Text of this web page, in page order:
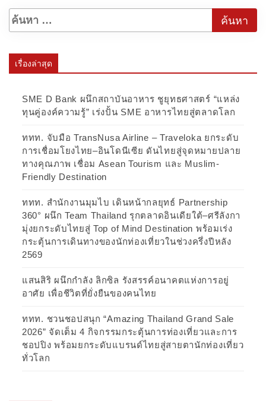
เรื่องล่าสุด
SME D Bank ผนึกสถาบันอาหาร ชูยุทธศาสตร์ “แหล่ง
ทุนคู่องค์ความรู้” เร่งปั้น SME อาหารไทยสู่ตลาดโลก
ททท. จับมือ TransNusa Airline – Traveloka ยกระดับ
การเชื่อมโยงไทย–อินโดนีเซีย ดันไทยสู่จุดหมายปลาย
ทางคุณภาพ เชื่อม Asean Tourism และ Muslim-
Friendly Destination
ททท. สำนักงานมุมไบ เดินหน้ากลยุทธ์ Partnership
360° ผนึก Team Thailand รุกตลาดอินเดียใต้–ศรีลังกา
มุ่งยกระดับไทยสู่ Top of Mind Destination พร้อมเร่ง
กระตุ้นการเดินทางของนักท่องเที่ยวในช่วงครึ่งปีหลัง
2569
แสนสิริ ผนึกกำลัง ลิกซิล รังสรรค์อนาคตแห่งการอยู่
อาศัย เพื่อชีวิตที่ยั่งยืนของคนไทย
ททท. ชวนชอปสนุก “Amazing Thailand Grand Sale
2026” จัดเต็ม 4 กิจกรรมกระตุ้นการท่องเที่ยวและการ
ชอปปิง พร้อมยกระดับแบรนด์ไทยสู่สายตานักท่องเที่ยว
ทั่วโลก